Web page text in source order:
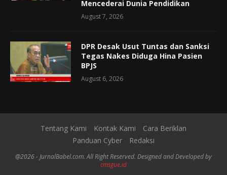
Mencederai Dunia Pendidikan
August 7, 2026
DPR Desak Usut Tuntas dan Sanksi
Tegas Nakes Diduga Hina Pasien
BPJS
August 6, 2026
Tentang Kami Kontak Kami
Cara Beriklan
Panduan Cyber
Redaksi
@2026 - JurnalBabel.com. All Right Reserved. Designed and Developed by
cmsgue.id